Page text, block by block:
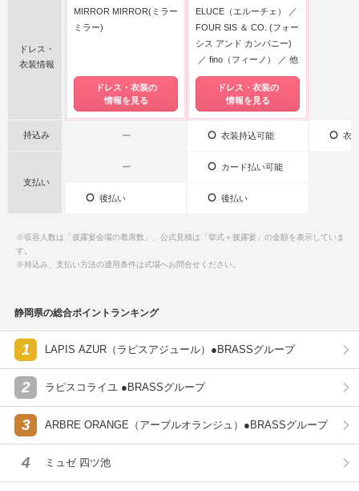
ドレス・
衣装情報
MIRROR MIRROR(ミラー
ミラー)
ドレス・衣装の
情報を見る
ELUCE（エルーチェ）
FOUR SIS ＆ CO. (フォー
シス アンド カンパニー)
fino（フィーノ）
他
ドレス・衣装の
情報を見る
持込み ー 衣装持込可能 衣
支払い
ー カード払い可能
後払い 後払い
※収容人数は「披露宴会場の着席数」、公式見積は「挙式＋披露宴」の金額を表示していま
す。
※持込み、支払い方法の適用条件は式場へお問合せください。
静岡県の総合ポイントランキング
1 LAPIS AZUR（ラピスアジュール）●BRASSグループ
2 ラピスコライユ ●BRASSグループ
3 ARBRE ORANGE（アーブルオランジュ）●BRASSグループ
4 ミュゼ 四ツ池